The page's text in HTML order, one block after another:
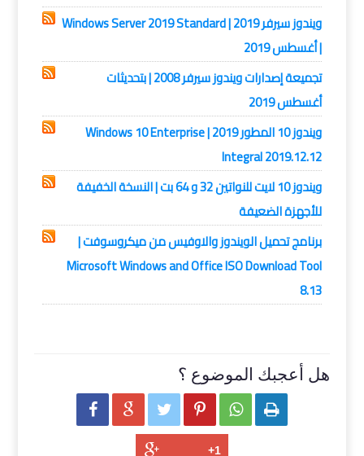
ويندوز سيرفر 2019 | Windows Server 2019 Standard
| أغسطس 2019
تجميعة إصدارات ويندوز سيرفر 2008 | بتحديثات
أغسطس 2019
ويندوز 10 المطور 2019 | Windows 10 Enterprise
Integral 2019.12.12
ويندوز 10 لايت للنواتين 32 و 64 بت | النسخة الخفيفة
للأجهزة الضعيفة
برنامج تحميل الويندوز والاوفيس من ميكروسوفت |
Microsoft Windows and Office ISO Download Tool
8.13
هل أعجبك الموضوع ؟
     